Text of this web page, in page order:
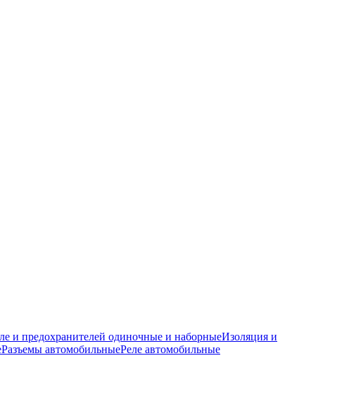
и предохранителей одиночные и наборныеИзоляция и
Разъемы автомобильныеРеле автомобильные